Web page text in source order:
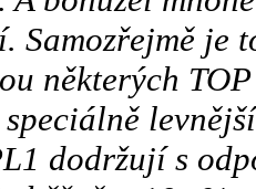
Samozřejmě je
některých
dodržují s